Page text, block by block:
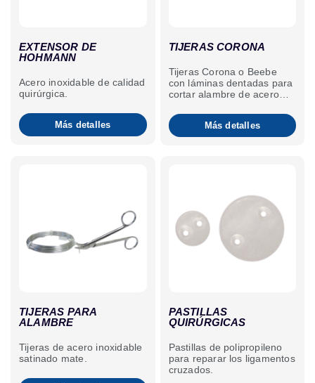
EXTENSOR DE
HOHMANN
Acero inoxidable de calidad
quirúrgica.
Más detalles
TIJERAS CORONA
Tijeras Corona o Beebe
con láminas dentadas para
cortar alambre de acero
satinado mate.
Más detalles
TIJERAS PARA
ALAMBRE
Tijeras de acero inoxidable
satinado mate.
PASTILLAS
QUIRÚRGICAS
Pastillas de polipropileno
para reparar los ligamentos
cruzados.